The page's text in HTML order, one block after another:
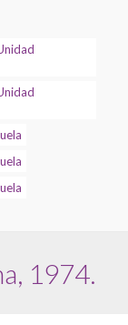
1974.